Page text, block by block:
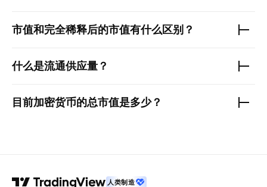
市值和完全稀释后的市值有什么区别？
什么是流通供应量？
目前加密货币的总市值是多少？
人类制造